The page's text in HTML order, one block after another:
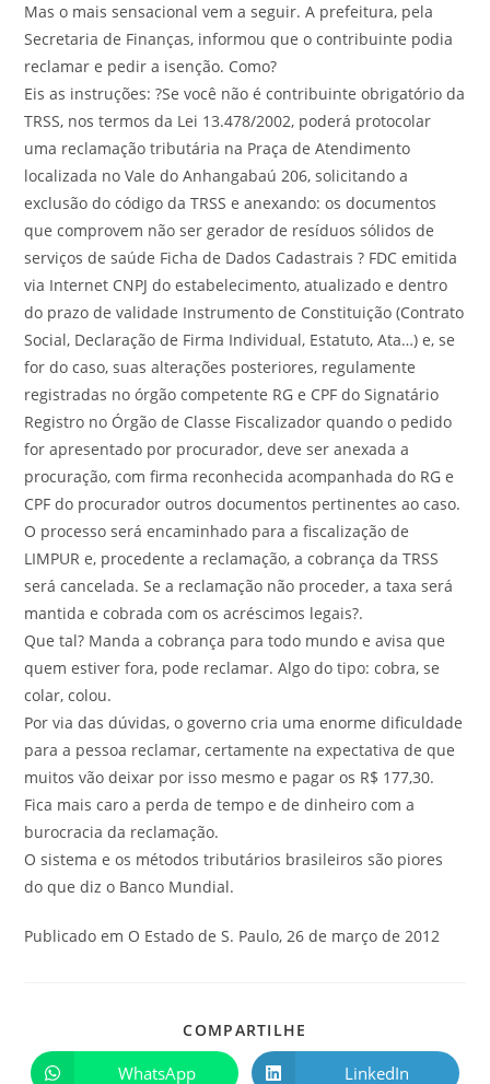
Mas o mais sensacional vem a seguir. A prefeitura, pela
Secretaria de Finanças, informou que o contribuinte podia
reclamar e pedir a isenção. Como?
Eis as instruções: ?Se você não é contribuinte obrigatório da
TRSS, nos termos da Lei 13.478/2002, poderá protocolar
uma reclamação tributária na Praça de Atendimento
localizada no Vale do Anhangabaú 206, solicitando a
exclusão do código da TRSS e anexando: os documentos
que comprovem não ser gerador de resíduos sólidos de
serviços de saúde Ficha de Dados Cadastrais ? FDC emitida
via Internet CNPJ do estabelecimento, atualizado e dentro
do prazo de validade Instrumento de Constituição (Contrato
Social, Declaração de Firma Individual, Estatuto, Ata…) e, se
for do caso, suas alterações posteriores, regulamente
registradas no órgão competente RG e CPF do Signatário
Registro no Órgão de Classe Fiscalizador quando o pedido
for apresentado por procurador, deve ser anexada a
procuração, com firma reconhecida acompanhada do RG e
CPF do procurador outros documentos pertinentes ao caso.
O processo será encaminhado para a fiscalização de
LIMPUR e, procedente a reclamação, a cobrança da TRSS
será cancelada. Se a reclamação não proceder, a taxa será
mantida e cobrada com os acréscimos legais?.
Que tal? Manda a cobrança para todo mundo e avisa que
quem estiver fora, pode reclamar. Algo do tipo: cobra, se
colar, colou.
Por via das dúvidas, o governo cria uma enorme dificuldade
para a pessoa reclamar, certamente na expectativa de que
muitos vão deixar por isso mesmo e pagar os R$ 177,30.
Fica mais caro a perda de tempo e de dinheiro com a
burocracia da reclamação.
O sistema e os métodos tributários brasileiros são piores
do que diz o Banco Mundial.
Publicado em O Estado de S. Paulo, 26 de março de 2012
COMPARTILHE
WhatsApp LinkedIn